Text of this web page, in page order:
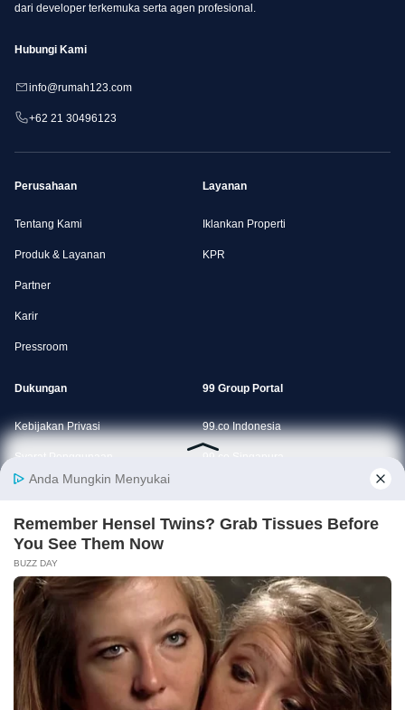
dari developer terkemuka serta agen profesional.
Download Aplikasi Rumah123
Perusahaan
Tentang Kami
Produk & Layanan
Partner
Karir
Pressroom
Layanan
Iklankan Properti
KPR
Dukungan
Kebijakan Privasi
Syarat Penggunaan
Syarat Penggunaan Agen
99 Group Portal
99.co Indonesia
Hubungi Kami
info@rumah123.com
+62 21 30496123
✕ Close Ads